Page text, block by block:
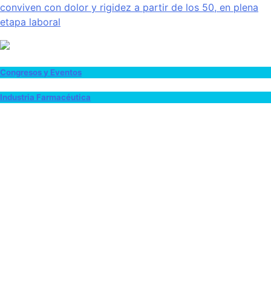
conviven con dolor y rigidez a partir de los 50, en plena
etapa laboral
Congresos y Eventos
Industria Farmacéutica